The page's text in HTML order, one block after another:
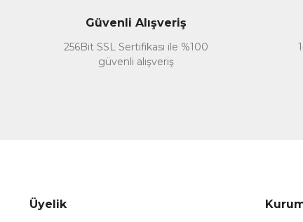
Güvenli Alışveriş
256Bit SSL Sertifikası ile %100
güvenli alışveriş
Üyelik